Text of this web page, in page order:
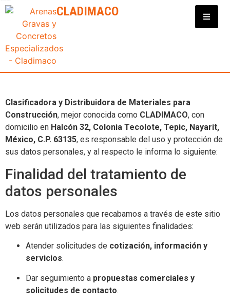
CLADIMACO
AVISO DE PRIVACIDAD
Respeto, tratamiento y utilización de los datos
proporcionados por los clientes y prospectos de
Clasificadora y Distribuidora de Materiales para
Construcción, mejor conocida como CLADIMACO, con
domicilio en Halcón 32, Colonia Tecolote, Tepic, Nayarit,
México, C.P. 63135, es responsable del uso y protección de
sus datos personales, y al respecto le informa lo siguiente:
Finalidad del tratamiento de
datos personales
Los datos personales que recabamos a través de este sitio
web serán utilizados para las siguientes finalidades:
Atender solicitudes de cotización, información y
servicios.
Dar seguimiento a propuestas comerciales y
solicitudes de contacto.